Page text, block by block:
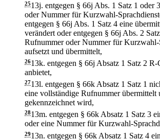
2513j. entgegen § 66j Abs. 1 Satz 1 oder
oder Nummer für Kurzwahl-
entgegen § 66j Abs. 1 Satz 4 eine
verändert oder entgegen § 66j Abs. 2
Rufnummer oder Nummer für Kurzwahl-
aufsetzt und übermittelt,
2613k. entgegen § 66j Absatz 1 Satz 2 R-
anbietet,
2713l. entgegen § 66k Absatz 1 Satz 1
eine vollständige Rufnummer übermittelt
gekennzeichnet wird,
2813m. entgegen § 66k Absatz 1 Satz 3
oder eine Nummer für Kurzwahl-
2913n. entgegen § 66k Absatz 1 Satz 4